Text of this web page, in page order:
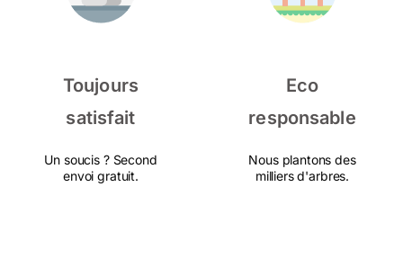
Toujours
satisfait
Un soucis ? Second
envoi gratuit.
Eco
responsable
Nous plantons des
milliers d'arbres.